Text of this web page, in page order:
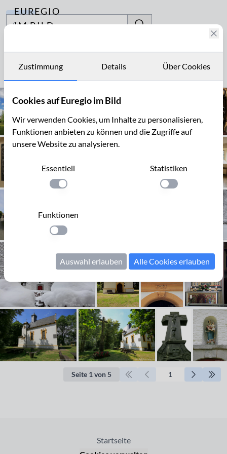
EUREGIO
IM BILD
Archiv
Kontakt
Archiv
Seite 1 von 5
Startseite
Zustimmung Details Über Cookies
Cookies auf Euregio im Bild
Wir verwenden Cookies, um Inhalte zu personalisieren,
Funktionen anbieten zu können und die Zugriffe auf
unsere Website zu analysieren.
Essentiell
Einstellung anwenden
Statistiken
Einstellung
Funktionen
Einstellung anwenden
Auswahl erlauben Alle Cookies erlauben